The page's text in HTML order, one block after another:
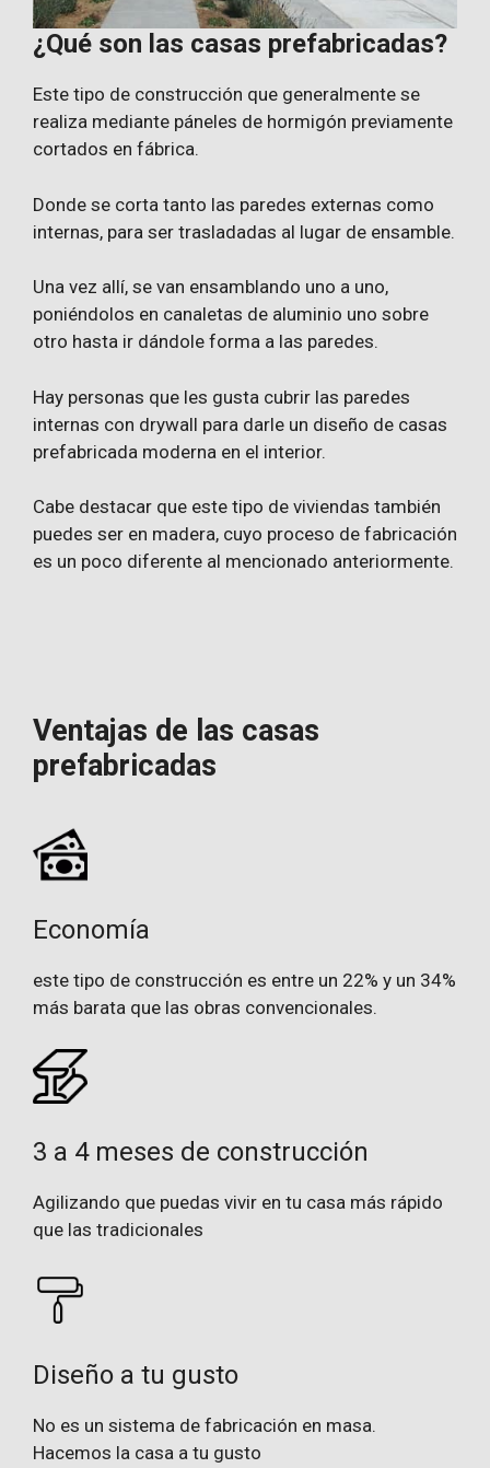
¿Qué son las casas prefabricadas?
Este tipo de construcción que generalmente se
realiza mediante páneles de hormigón previamente
cortados en fábrica.
Donde se corta tanto las paredes externas como
internas, para ser trasladadas al lugar de ensamble.
Una vez allí, se van ensamblando uno a uno,
poniéndolos en canaletas de aluminio uno sobre
otro hasta ir dándole forma a las paredes.
Hay personas que les gusta cubrir las paredes
internas con drywall para darle un diseño de casas
prefabricada moderna en el interior.
Cabe destacar que este tipo de viviendas también
puedes ser en madera, cuyo proceso de fabricación
es un poco diferente al mencionado anteriormente.
Ventajas de las casas
prefabricadas
Economía
este tipo de construcción es entre un 22% y un 34%
más barata que las obras convencionales.
3 a 4 meses de construcción
Agilizando que puedas vivir en tu casa más rápido
que las tradicionales
Diseño a tu gusto
No es un sistema de fabricación en masa.
Hacemos la casa a tu gusto